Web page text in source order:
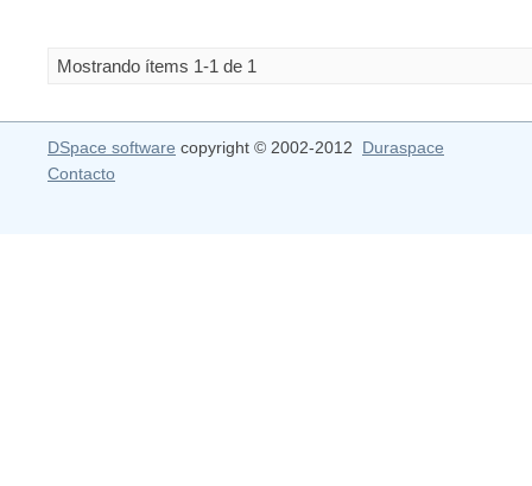
Mostrando ítems 1-1 de 1
DSpace software copyright © 2002-2012 Duraspace
Contacto